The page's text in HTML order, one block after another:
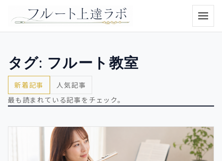
メニ
タグ: フルート教室
新着記事
人気記事
最も読まれている記事をチェック。